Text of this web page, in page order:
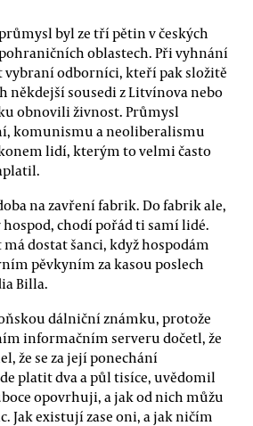
byl ze tří pětin v českých
oblastech. Při vyhnání
vybraní odborníci, kteří pak složitě
někdejší sousedi z Litvínova nebo
obnovili živnost. Průmysl
komunismu a neoliberalismu
lidí, kterým to velmi často
na zavření fabrik. Do fabrik ale,
chodí pořád ti samí lidé.
dostat šanci, když hospodám
pěvkyním za kasou poslech
Billa.
dálniční známku, protože
informačním serveru dočetl, že
že se za její ponechání
platit dva a půl tisíce, uvědomil
opovrhuji, a jak od nich můžu
Jak existují zase oni, a jak ničím